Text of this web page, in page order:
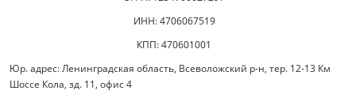
ИНН: 4706067519
КПП: 470601001
Юр. адрес: Ленинградская область, Всеволожский р-н, тер. 12-13 Км
Шоссе Кола, зд. 11, офис 4